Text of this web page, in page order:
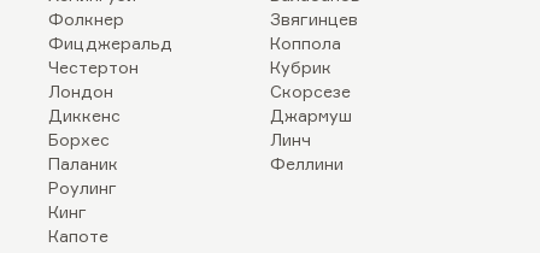
Фолкнер
Фицджеральд
Честертон
Лондон
Диккенс
Борхес
Паланик
Роулинг
Кинг
Капоте
Звягинцев
Коппола
Кубрик
Скорсезе
Джармуш
Линч
Феллини